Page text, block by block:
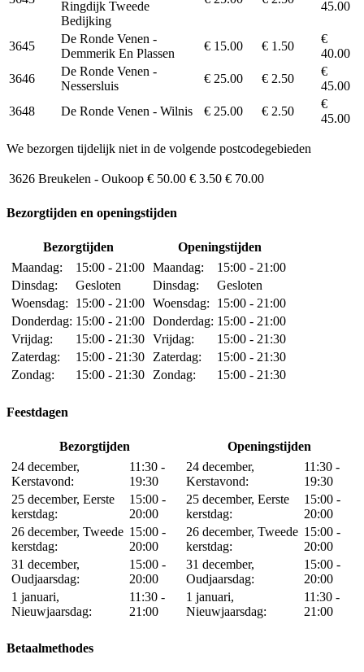
Ringdijk Tweede
Bedijking
45.00
3645
De Ronde Venen -
Demmerik En Plassen
€ 15.00 € 1.50
€
40.00
3646
De Ronde Venen -
Nessersluis
€ 25.00 € 2.50
€
45.00
3648
De Ronde Venen - Wilnis € 25.00 € 2.50
€
45.00
We bezorgen tijdelijk niet in de volgende postcodegebieden
3626 Breukelen - Oukoop € 50.00 € 3.50 € 70.00
Bezorgtijden en openingstijden
Bezorgtijden
Openingstijden
Maandag:
15:00 - 21:00
Dinsdag:
Gesloten
Woensdag:
15:00 - 21:00
Donderdag: 15:00 - 21:00
Vrijdag:
15:00 - 21:30
Zaterdag:
15:00 - 21:30
Zondag:
15:00 - 21:30
Maandag:
15:00 - 21:00
Dinsdag:
Gesloten
Woensdag:
15:00 - 21:00
Donderdag: 15:00 - 21:00
Vrijdag:
15:00 - 21:30
Zaterdag:
15:00 - 21:30
Zondag:
15:00 - 21:30
Feestdagen
Bezorgtijden
Openingstijden
24 december,
Kerstavond:
11:30 -
19:30
25 december, Eerste
kerstdag:
15:00 -
20:00
26 december, Tweede
kerstdag:
15:00 -
20:00
31 december,
Oudjaarsdag:
15:00 -
20:00
1 januari,
Nieuwjaarsdag:
11:30 -
21:00
24 december,
Kerstavond:
11:30 -
19:30
25 december, Eerste
kerstdag:
15:00 -
20:00
26 december, Tweede
kerstdag:
15:00 -
20:00
31 december,
Oudjaarsdag:
15:00 -
20:00
1 januari,
Nieuwjaarsdag:
11:30 -
21:00
Betaalmethodes